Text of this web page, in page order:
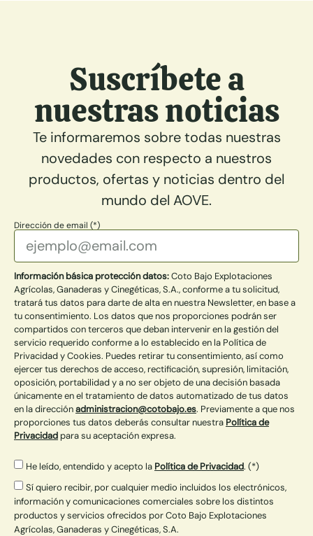
Suscríbete a
nuestras noticias
Te informaremos sobre todas nuestras
novedades con respecto a nuestros
productos, ofertas y noticias dentro del
mundo del AOVE.
Dirección de email (*)
Información básica protección datos:Coto Bajo Explotaciones
Agrícolas, Ganaderas y Cinegéticas, S.A., conforme a tu solicitud,
tratará tus datos para darte de alta en nuestra Newsletter, en base a
tu consentimiento. Los datos que nos proporciones podrán ser
compartidos con terceros que deban intervenir en la gestión del
servicio requerido conforme a lo establecido en la Política de
Privacidad y Cookies. Puedes retirar tu consentimiento, así como
ejercer tus derechos de acceso, rectificación, supresión, limitación,
oposición, portabilidad y a no ser objeto de una decisión basada
únicamente en el tratamiento de datos automatizado de tus datos
en la direcciónadministracion@cotobajo.es. Previamente a que nos
proporciones tus datos deberás consultar nuestra Política de
Privacidad para su aceptación expresa.
He leído, entendido y acepto la Política de Privacidad. (*)
Sí quiero recibir, por cualquier medio incluidos los electrónicos,
información y comunicaciones comerciales sobre los distintos
productos y servicios ofrecidos por Coto Bajo Explotaciones
Agrícolas, Ganaderas y Cinegéticas, S.A.